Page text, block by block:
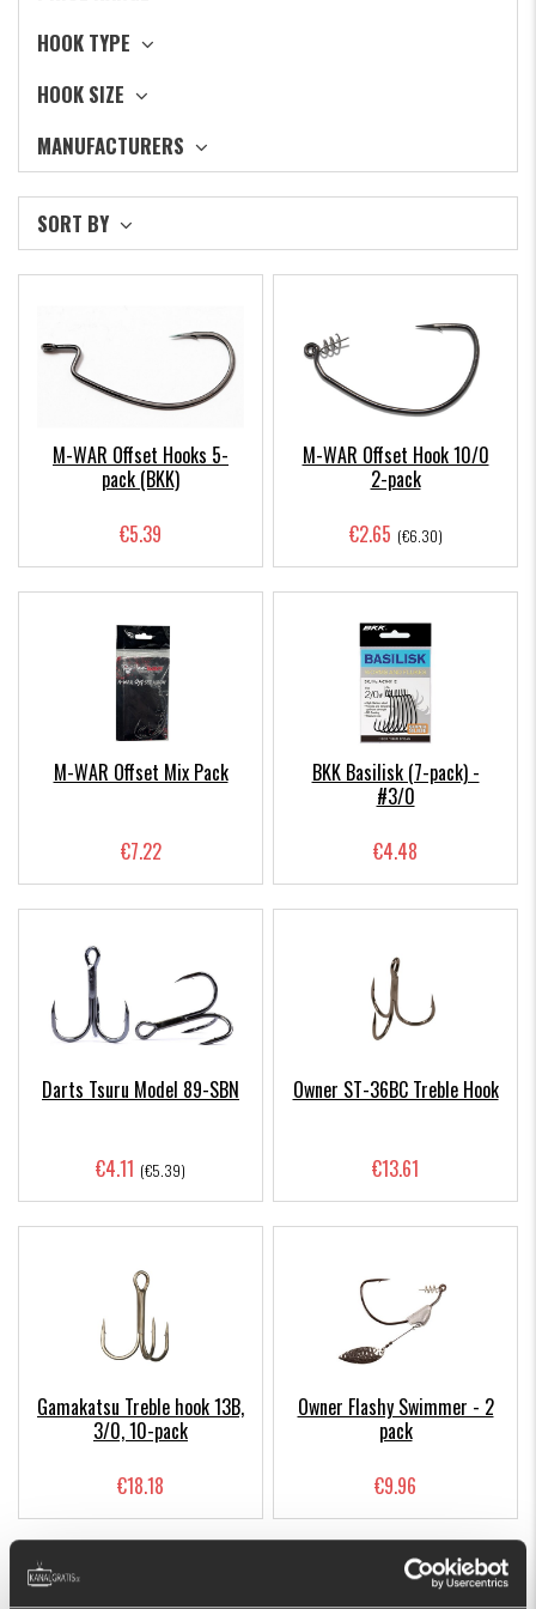
HOOK TYPE
HOOK SIZE
MANUFACTURERS
SORT BY
M-WAR Offset Hooks 5-
pack (BKK)
€5.39
M-WAR Offset Hook 10/0
2-pack
€2.65 (€6.30)
M-WAR Offset Mix Pack
€7.22
BKK Basilisk (7-pack) -
#3/0
€4.48
Darts Tsuru Model 89-SBN
€4.11 (€5.39)
Owner ST-36BC Treble Hook
€13.61
Gamakatsu Treble hook 13B,
3/0, 10-pack
€18.18
Owner Flashy Swimmer - 2
pack
€9.96